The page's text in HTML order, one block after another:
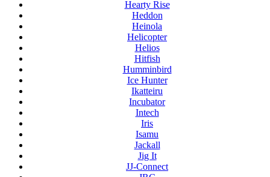
Hearty Rise
Heddon
Heinola
Helicopter
Helios
Hitfish
Humminbird
Ice Hunter
Ikatteiru
Incubator
Intech
Iris
Isamu
Jackall
Jig It
JJ-Connect